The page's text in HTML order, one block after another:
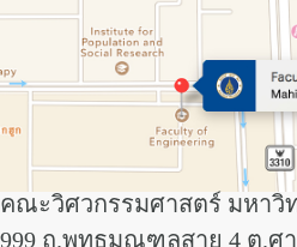
คณะวิศวกรรมศาสตร์ มหาวิ
999 ถ.พุทธมณฑลสาย 4 ต.